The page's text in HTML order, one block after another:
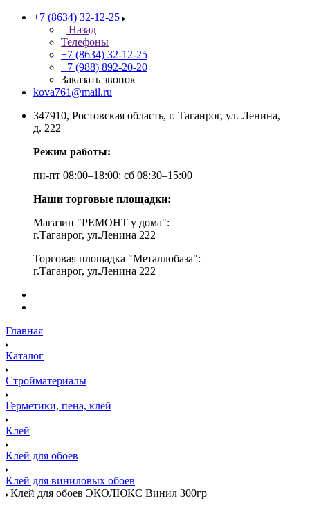
+7 (8634) 32-12-25
Назад
Телефоны
+7 (8634) 32-12-25
+7 (988) 892-20-20
Заказать звонок
kova761@mail.ru
347910, Ростовская область, г. Таганрог, ул. Ленина,
д. 222
Режим работы:
пн-пт 08:00–18:00; сб 08:30–15:00
Наши торговые площадки:
Магазин "РЕМОНТ у дома":
г.Таганрог, ул.Ленина 222
Торговая площадка "Металлобаза":
г.Таганрог, ул.Ленина 222
Главная
Каталог
Стройматериалы
Герметики, пена, клей
Клей
Клей для обоев
Клей для виниловых обоев
Клей для обоев ЭКОЛЮКС Винил 300гр